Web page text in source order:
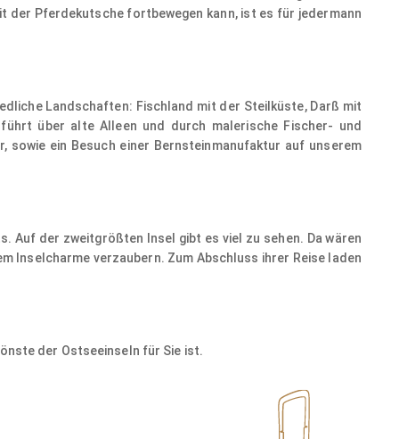
der Pferdekutsche fortbewegen kann, ist es für jedermann
Landschaften: Fischland mit der Steilküste, Darß mit
über alte Alleen und durch malerische Fischer- und
ein Besuch einer Bernsteinmanufaktur auf unserem
Auf der zweitgrößten Insel gibt es viel zu sehen. Da wären
Inselcharme verzaubern. Zum Abschluss ihrer Reise laden
der Ostseeinseln für Sie ist.